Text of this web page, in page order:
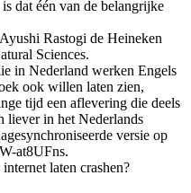
dat één van de belangrijke
Rastogi de Heineken
Sciences.
in Nederland werken Engels
ook willen laten zien,
tijd een aflevering die deels
liever in het Nederlands
versie op
at8UFns.
laten crashen?